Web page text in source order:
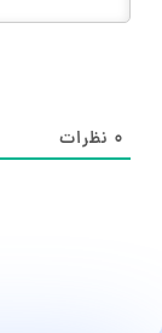
۰ نظرات